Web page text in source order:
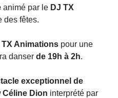
animé par le DJ TX
des fêtes.
TX Animations pour une
danser de 19h à 2h.
exceptionnel de
Céline Dion interprété par